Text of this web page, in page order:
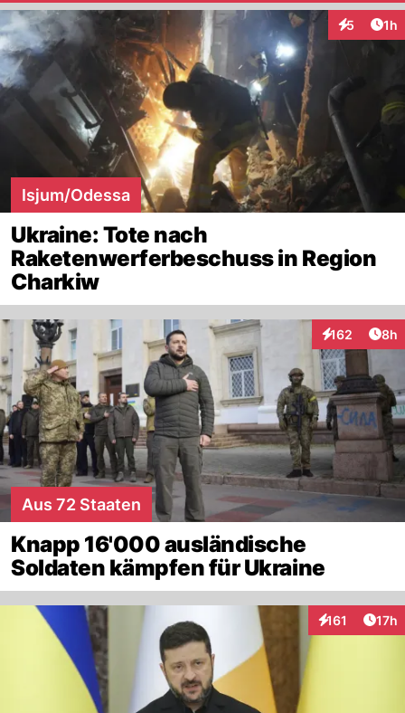
5 1h
Isjum/Odessa
Ukraine: Tote nach
Raketenwerferbeschuss in Region
Charkiw
162
Interaktionen
8h
Aus 72 Staaten
Knapp 16'000 ausländische
Soldaten kämpfen für Ukraine
161
Interaktionen
17h